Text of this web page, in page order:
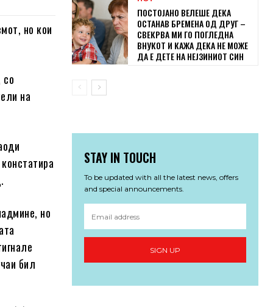
но кои
со
на
но
бил
ПОСТОЈАНО ВЕЛЕШЕ ДЕКА
ОСТАНАВ БРЕМЕНА ОД ДРУГ –
СВЕКРВА МИ ГО ПОГЛЕДНА
ВНУКОТ И КАЖА ДЕКА НЕ МОЖЕ
ДА Е ДЕТЕ НА НЕЈЗИНИОТ СИН
STAY IN TOUCH
To be updated with all the latest news, offers
and special announcements.
SIGN UP